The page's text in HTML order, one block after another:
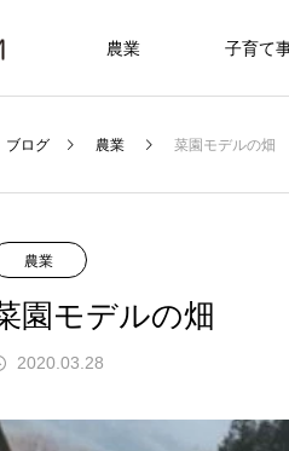
農業 子育て
ブログ 農業 菜園モデルの畑
農業
園モデルの畑
2020.03.28